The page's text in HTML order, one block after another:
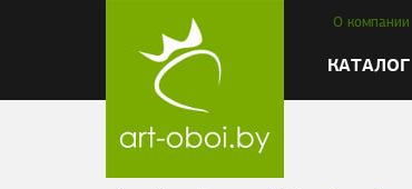
О компании
КАТАЛОГ